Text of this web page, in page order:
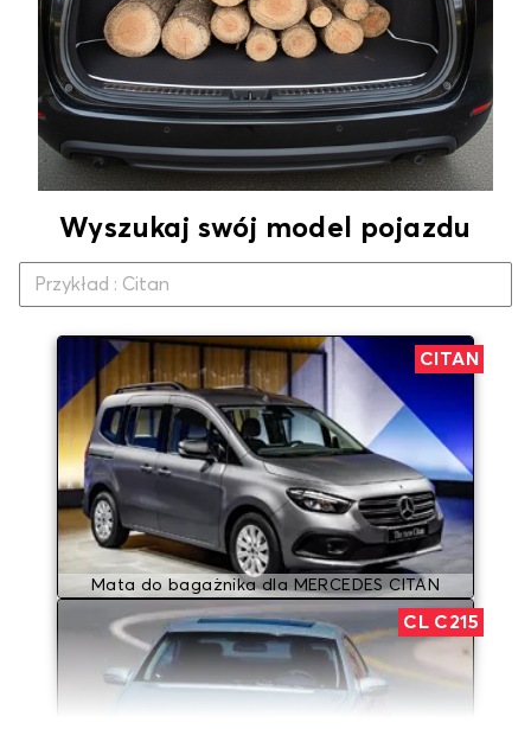
Wyszukaj swój model pojazdu
CITAN
Mata do bagażnika dla MERCEDES CITAN
CL C215